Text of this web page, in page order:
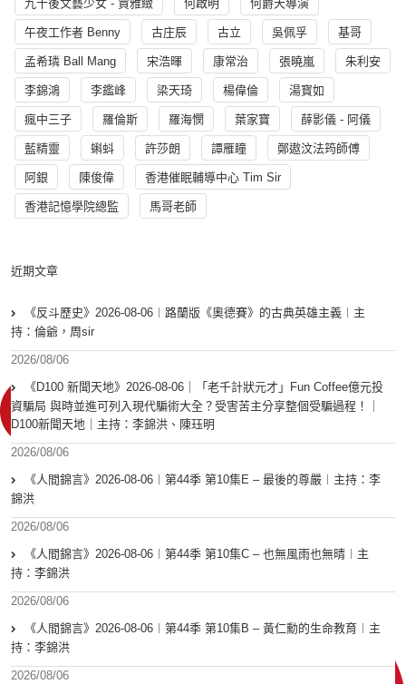
九十後文藝少女 - 賈雅緻 何啟明 何爵天導演
午夜工作者 Benny 古庄辰 古立 吳佩孚 基哥
孟希璘 Ball Mang 宋浩暉 康常治 張曉嵐 朱利安
李錦鴻 李鑑峰 梁天琦 楊偉倫 湯寳如
瘋中三子 羅倫斯 羅海憫 葉家寶 薛影儀 - 阿儀
藍精靈 蝌蚪 許莎朗 譚雁瞳 鄭遨汶法筠師傅
阿銀 陳俊偉 香港催眠輔導中心 Tim Sir
香港記憶學院總監 馬哥老師
近期文章
《反斗歷史》2026-08-06︱路蘭版《奧德賽》的古典英雄主義︱主
持：倫爺，周sir
2026/08/06
《D100 新聞天地》2026-08-06｜「老千計狀元才」Fun Coffee億元投
資騙局 與時並進可列入現代騙術大全？受害苦主分享整個受騙過程！｜
D100新聞天地｜主持：李錦洪、陳珏明
2026/08/06
《人間錦言》2026-08-06︱第44季 第10集E – 最後的尊嚴︱主持：李
錦洪
2026/08/06
《人間錦言》2026-08-06︱第44季 第10集C – 也無風雨也無晴︱主
持：李錦洪
2026/08/06
《人間錦言》2026-08-06︱第44季 第10集B – 黃仁勳的生命教育︱主
持：李錦洪
2026/08/06